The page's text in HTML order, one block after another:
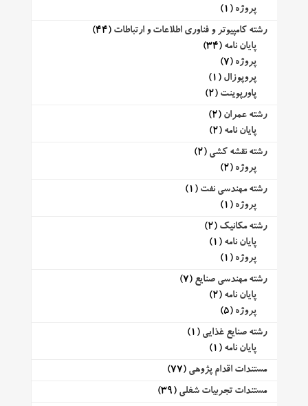
پروژه (1)
رشته کامپیوتر و فناوری اطلاعات و ارتباطات (44)
پایان نامه (34)
پروژه (7)
پروپوزال (1)
پاورپوینت (2)
رشته عمران (2)
پایان نامه (2)
رشته نقشه کشی (2)
پروژه (2)
رشته مهندسی نفت (1)
پروژه (1)
رشته مکانیک (2)
پایان نامه (1)
پروژه (1)
رشته مهندسی صنایع (7)
پایان نامه (2)
پروژه (5)
رشته صنایع غذایی (1)
پایان نامه (1)
مستندات اقدام پژوهی (77)
مستندات تجربیات شغلی (39)